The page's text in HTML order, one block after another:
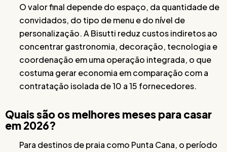
O valor final depende do espaço, da quantidade de
convidados, do tipo de menu e do nível de
personalização. A Bisutti reduz custos indiretos ao
concentrar gastronomia, decoração, tecnologia e
coordenação em uma operação integrada, o que
costuma gerar economia em comparação com a
contratação isolada de 10 a 15 fornecedores.
Quais são os melhores meses para casar
em 2026?
Para destinos de praia como Punta Cana, o período